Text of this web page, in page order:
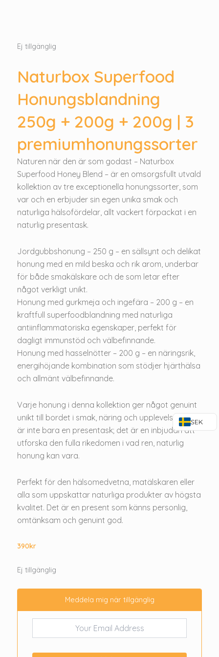
Ej tillgänglig
Naturbox Superfood
Honungsblandning
250g + 200g + 200g | 3
premiumhonungssorter
Naturen när den är som godast – Naturbox
Superfood Honey Blend – är en omsorgsfullt utvald
kollektion av tre exceptionella honungssorter, som
var och en erbjuder sin egen unika smak och
naturliga hälsofördelar, allt vackert förpackat i en
naturlig presentask.
Jordgubbshonung – 250 g – en sällsynt och delikat
honung med en mild beska och rik arom, underbar
för både smakälskare och de som letar efter
något verkligt unikt.
Honung med gurkmeja och ingefära – 200 g – en
kraftfull superfoodblandning med naturliga
antiinflammatoriska egenskaper, perfekt för
dagligt immunstöd och välbefinnande.
Honung med hasselnötter – 200 g – en näringsrik,
energihöjande kombination som stödjer hjärthälsa
och allmänt välbefinnande.
Varje honung i denna kollektion ger något genuint
unikt till bordet i smak, näring och upplevelse. Detta
är inte bara en presentask; det är en inbjudan att
utforska den fulla rikedomen i vad ren, naturlig
honung kan vara.
Perfekt för den hälsomedvetna, matälskaren eller
alla som uppskattar naturliga produkter av högsta
kvalitet. Det är en present som känns personlig,
omtänksam och genuint god.
390kr
Ej tillgänglig
Meddela mig när tillgänglig
SEK